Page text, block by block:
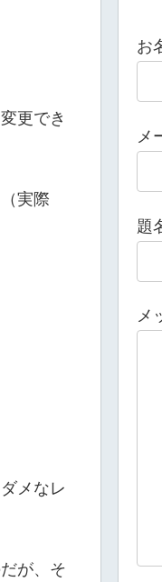
更でき
実際
メなレ
が、そ
お
メ
題
メ